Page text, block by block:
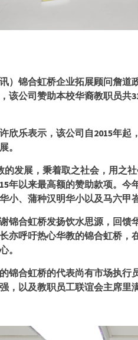
）锦合虹桥企业拓展顾问詹道
该公司赞助本校华裔教职员共
欣乐表示，该公司自2015年起
。
的发展，秉着取之社会，用之
年以来最高额的赞助款项。今
小、蒲种汉明华小以及马六甲
锦合虹桥发扬饮水思源，回馈
亦呼吁热心华教的锦合虹桥，
。
锦合虹桥的代表尚有市场执行
，以及教职员工联谊会主席里